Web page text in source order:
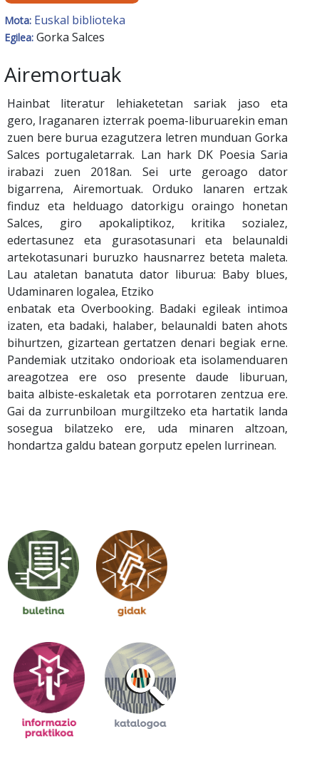
Mota: Euskal biblioteka
Egilea: Gorka Salces
Airemortuak
Hainbat literatur lehiaketetan sariak jaso eta
gero, Iraganaren izterrak poema-liburuarekin eman
zuen bere burua ezagutzera letren munduan Gorka
Salces portugaletarrak. Lan hark DK Poesia Saria
irabazi zuen 2018an. Sei urte geroago dator
bigarrena, Airemortuak. Orduko lanaren ertzak
finduz eta helduago datorkigu oraingo honetan
Salces, giro apokaliptikoz, kritika sozialez,
edertasunez eta gurasotasunari eta belaunaldi
artekotasunari buruzko hausnarrez beteta maleta.
Lau ataletan banatuta dator liburua: Baby blues,
Udaminaren logalea, Etziko
enbatak eta Overbooking. Badaki egileak intimoa
izaten, eta badaki, halaber, belaunaldi baten ahots
bihurtzen, gizartean gertatzen denari begiak erne.
Pandemiak utzitako ondorioak eta isolamenduaren
areagotzea ere oso presente daude liburuan,
baita albiste-eskaletak eta porrotaren zentzua ere.
Gai da zurrunbiloan murgiltzeko eta hartatik landa
sosegua bilatzeko ere, uda minaren altzoan,
hondartza galdu batean gorputz epelen lurrinean.